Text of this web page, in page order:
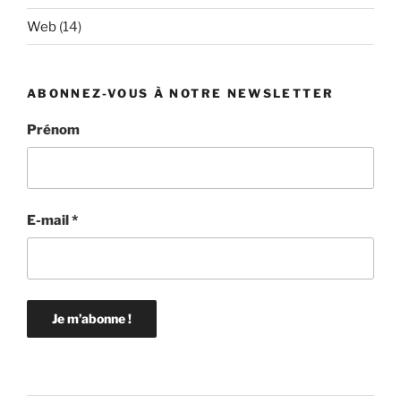
Web (14)
ABONNEZ-VOUS À NOTRE NEWSLETTER
Prénom
E-mail*